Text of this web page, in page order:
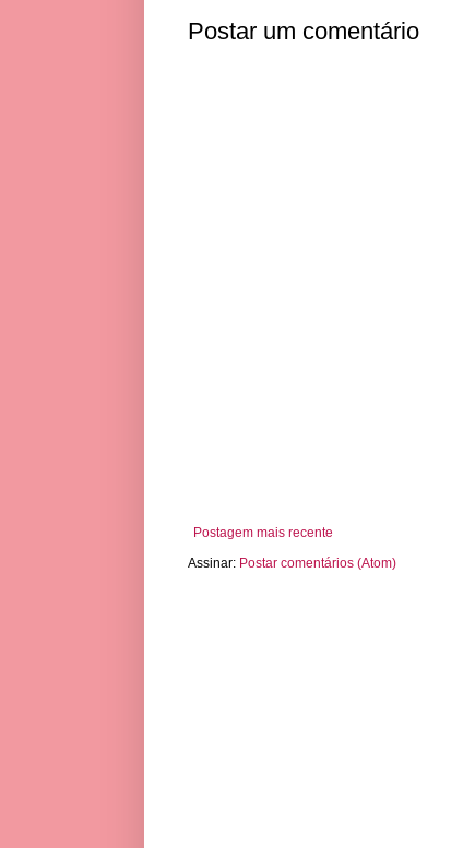
Postar um comentário
Postagem mais recente
Assinar: Postar comentários (Atom)